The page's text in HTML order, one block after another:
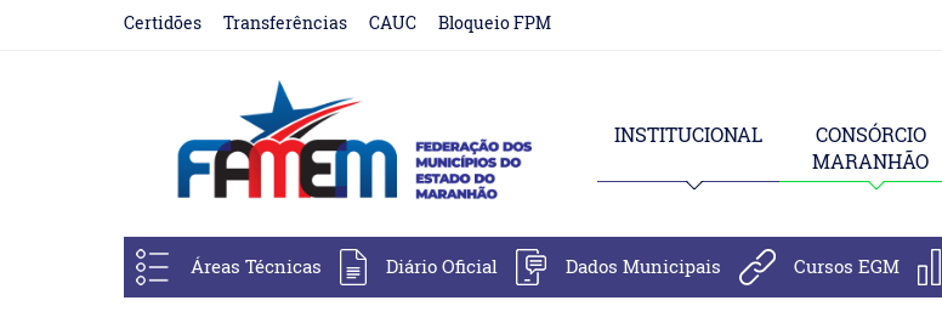
Certidões Transferências CAUC Bloqueio FPM
INSTITUCIONAL
CONSÓRCIO
MARANHÃO
Áreas Técnicas Diário Oficial Dados Municipais Cursos EGM